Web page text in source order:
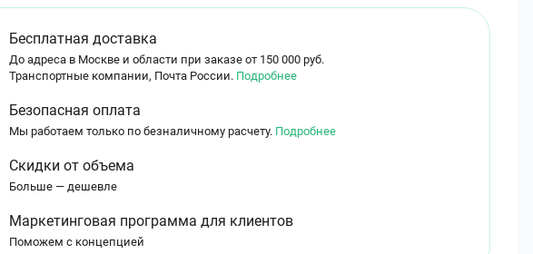
Бесплатная доставка
До адреса в Москве и области при заказе от 150 000 руб.
Транспортные компании, Почта России. Подробнее
Безопасная оплата
Мы работаем только по безналичному расчету. Подробнее
Скидки от объема
Больше — дешевле
Маркетинговая программа для клиентов
Поможем с концепцией